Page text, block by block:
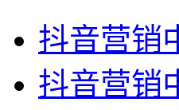
抖音营销
抖音营销